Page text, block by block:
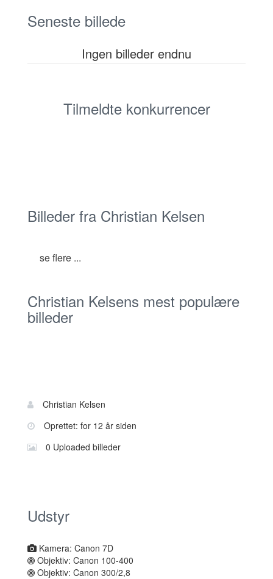
Seneste billede
Ingen billeder endnu
Tilmeldte konkurrencer
Billeder fra Christian Kelsen
se flere ...
Christian Kelsens mest populære
billeder
Bruger
information
Navn:
Christian Kelsen
Oprettet: for 12 år siden
0 Uploaded billeder
Udstyr
Kamera: Canon 7D
Objektiv: Canon 100-400
Objektiv: Canon 300/2,8